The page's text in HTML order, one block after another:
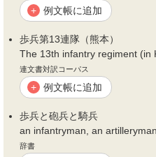
+ 例文帳に追加
歩兵第13連隊（熊本）
The 13th infantry regiment (in
連文書対訳コーパス
+ 例文帳に追加
歩兵と砲兵と騎兵
an infantryman, an
辞書